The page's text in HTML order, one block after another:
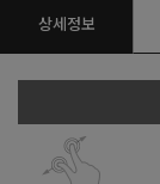
상세정보